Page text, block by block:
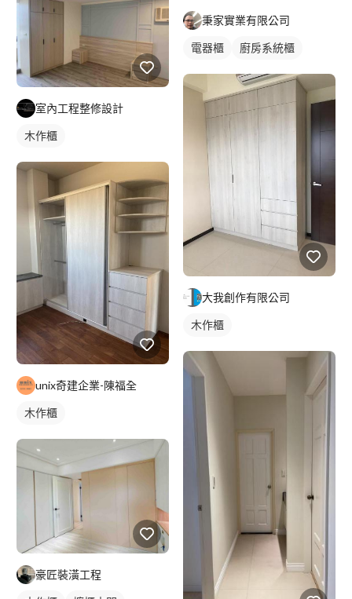
室內工程整修設計
木作櫃
unix奇建企業-陳福全
木作櫃
豪匠裝潢工程
秉家實業有限公司
電器櫃 廚房系統櫃
大我創作有限公司
木作櫃